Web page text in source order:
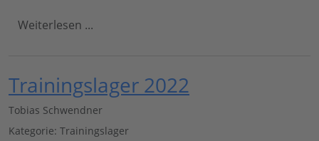
Weiterlesen ...
Trainingslager 2022
Tobias Schwendner
Kategorie: Trainingslager